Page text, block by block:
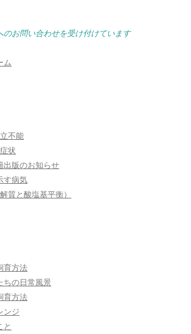
のお問い合わせを受け付けています
ム
不能
状
出版のお知らせ
す病気
質と酸塩基平衡）
育方法
ちの日常風景
育方法
ンジ
と